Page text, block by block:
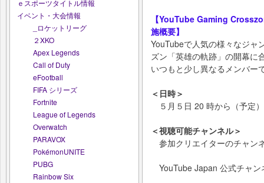
ｅスポーツタイトル情報
イベント・大会情報
_ロケットリーグ
２XKO
Apex Legends
Call of Duty
eFootball
FIFA シリーズ
Fortnite
League of Legends
Overwatch
PARAVOX
PokémonUNITE
PUBG
Rainbow Six
【YouTube Gaming
施概要】
YouTubeで人気の様々なジャ
ズン「英雄の軌跡」の開幕に
いつもと少し異なるメンバー
＜日時＞
５月５日 20 時から（予定）
＜視聴可能チャンネル＞
参加クリエイターのチャン
YouTube Japan 公式チャ